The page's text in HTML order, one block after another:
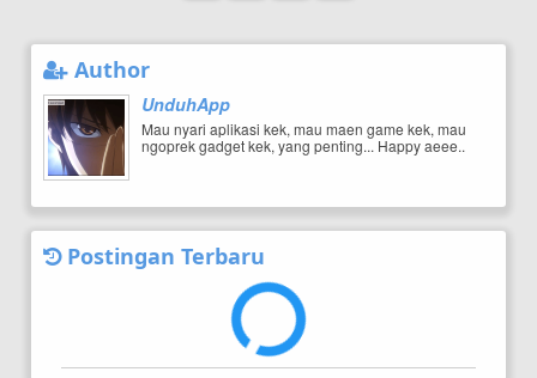
Author
UnduhApp
Mau nyari aplikasi kek, mau maen game kek, mau
ngoprek gadget kek, yang penting... Happy aeee..
Postingan Terbaru